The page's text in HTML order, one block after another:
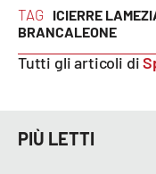
EDIZIONI
LOCALI
Catanzaro
Vibo Valentia
TAG ICIERRE
BRANCALEONE
Tutti gli articoli di
PIÙ LETTI